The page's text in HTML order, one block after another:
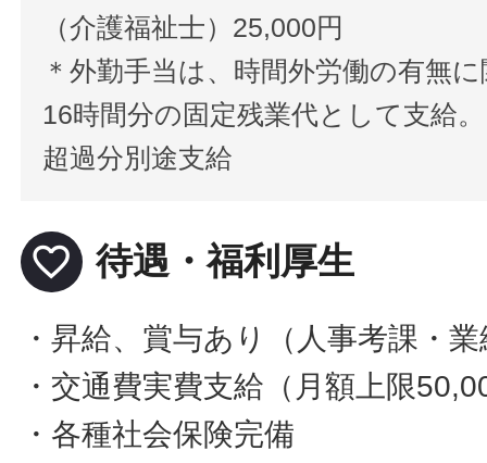
（介護福祉士）25,000円
＊外勤手当は、時間外労働の有無
16時間分の固定残業代として支給。
超過分別途支給
favorite_border 待遇・福利厚生
・昇給、賞与あり（人事考課・
・交通費実費支給（月額上限
・各種社会保険完備